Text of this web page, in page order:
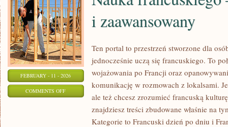
FEBRUARY - 11 - 2026
COMMENTS OFFON
FRANCUSKIEGO
i zaawansowany
Ten portal to przestrzeń stworzone dla
jednocześnie uczą się francuskiego. To
wojażowania po Francji oraz
komunikację w rozmowach z lokalsami.
ale też chcesz zrozumieć francuską
znajdziesz treści zbudowane właśnie na
Kategorie to Francuski dzień po dniu i